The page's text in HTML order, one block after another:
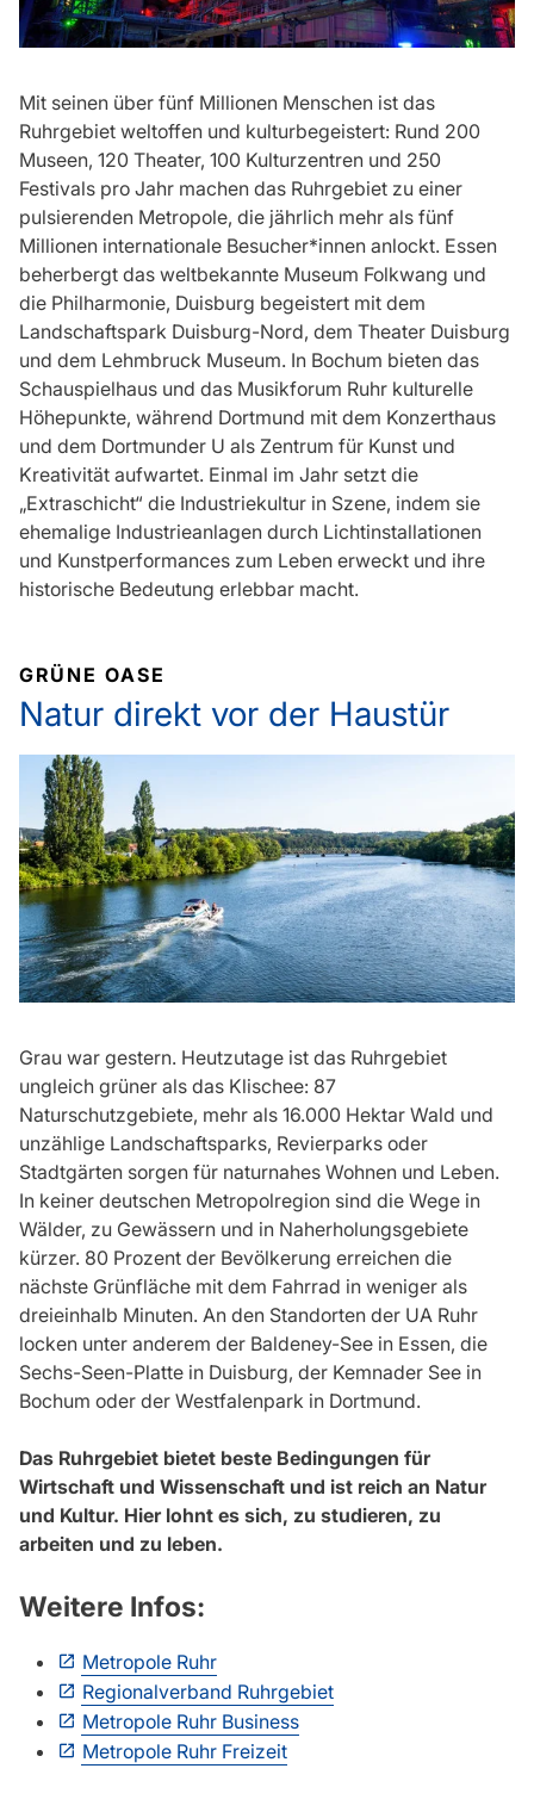
Mit seinen über fünf Millionen Menschen ist das
Ruhrgebiet weltoffen und kulturbegeistert: Rund 200
Museen, 120 Theater, 100 Kulturzentren und 250
Festivals pro Jahr machen das Ruhrgebiet zu einer
pulsierenden Metropole, die jährlich mehr als fünf
Millionen internationale Besucher*innen anlockt. Essen
beherbergt das weltbekannte Museum Folkwang und
die Philharmonie, Duisburg begeistert mit dem
Landschaftspark Duisburg-Nord, dem Theater Duisburg
und dem Lehmbruck Museum. In Bochum bieten das
Schauspielhaus und das Musikforum Ruhr kulturelle
Höhepunkte, während Dortmund mit dem Konzerthaus
und dem Dortmunder U als Zentrum für Kunst und
Kreativität aufwartet. Einmal im Jahr setzt die
„Extraschicht“ die Industriekultur in Szene, indem sie
ehemalige Industrieanlagen durch Lichtinstallationen
und Kunstperformances zum Leben erweckt und ihre
historische Bedeutung erlebbar macht.
GRÜNE OASE
Natur direkt vor der Haustür
Grau war gestern. Heutzutage ist das Ruhrgebiet
ungleich grüner als das Klischee: 87
Naturschutzgebiete, mehr als 16.000 Hektar Wald und
unzählige Landschaftsparks, Revierparks oder
Stadtgärten sorgen für naturnahes Wohnen und Leben.
In keiner deutschen Metropolregion sind die Wege in
Wälder, zu Gewässern und in Naherholungsgebiete
kürzer. 80 Prozent der Bevölkerung erreichen die
nächste Grünfläche mit dem Fahrrad in weniger als
dreieinhalb Minuten. An den Standorten der UA Ruhr
locken unter anderem der Baldeney-See in Essen, die
Sechs-Seen-Platte in Duisburg, der Kemnader See in
Bochum oder der Westfalenpark in Dortmund.
Das Ruhrgebiet bietet beste Bedingungen für
Wirtschaft und Wissenschaft und ist reich an Natur
und Kultur. Hier lohnt es sich, zu studieren, zu
arbeiten und zu leben.
Weitere Infos:
Metropole Ruhr
Regionalverband Ruhrgebiet
Metropole Ruhr Business
Metropole Ruhr Freizeit